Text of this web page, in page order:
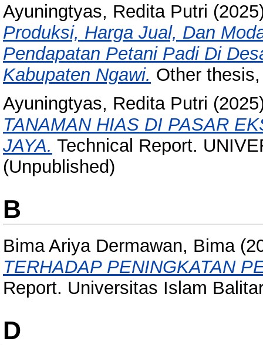
Ayuningtyas, Redita Putri
Produksi, Harga Jual, Dan
Pendapatan Petani Padi Di
Kabupaten Ngawi. Other
Ayuningtyas, Redita Putri
TANAMAN HIAS DI PASAR
JAYA. Technical Report.
(Unpublished)
B
Bima Ariya Dermawan, Bima
TERHADAP PENINGKATAN
Report. Universitas Islam
D